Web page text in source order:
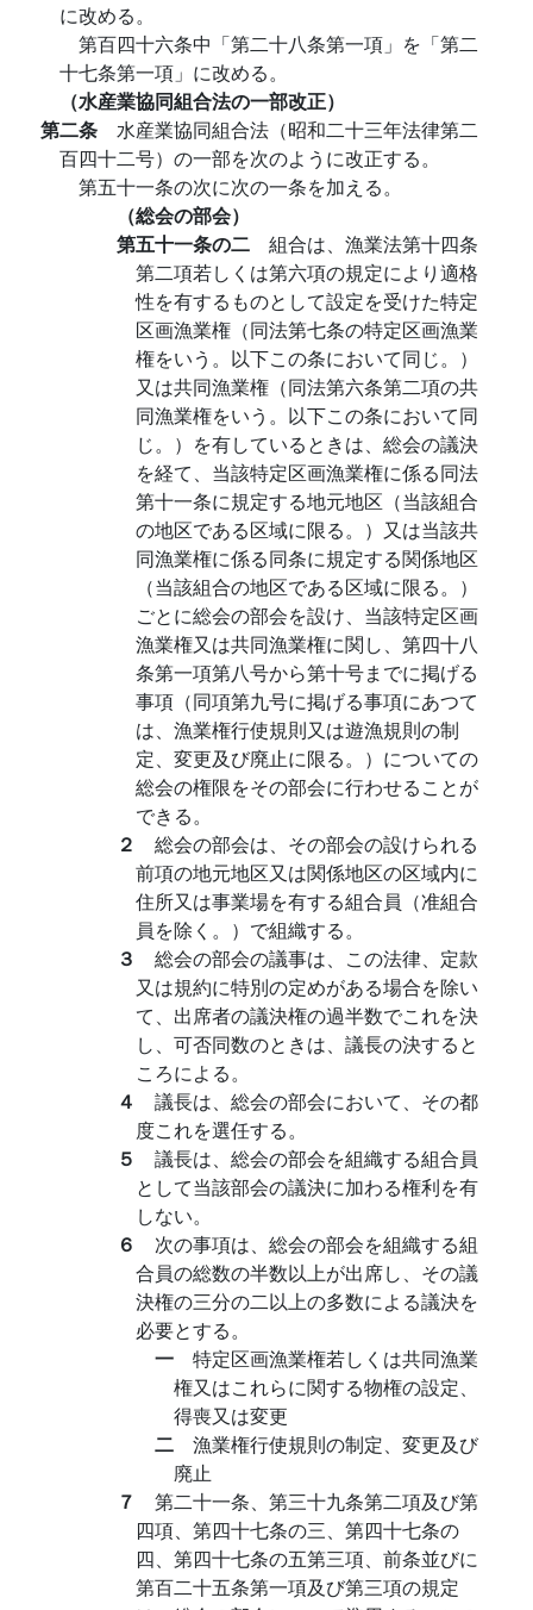
に改める。
第百四十六条中「第二十八条第一項」を「第二
十七条第一項」に改める。
（水産業協同組合法の一部改正）
第二条 水産業協同組合法（昭和二十三年法律第二
百四十二号）の一部を次のように改正する。
第五十一条の次に次の一条を加える。
（総会の部会）
第五十一条の二 組合は、漁業法第十四条
第二項若しくは第六項の規定により適格
性を有するものとして設定を受けた特定
区画漁業権（同法第七条の特定区画漁業
権をいう。以下この条において同じ。）
又は共同漁業権（同法第六条第二項の共
同漁業権をいう。以下この条において同
じ。）を有しているときは、総会の議決
を経て、当該特定区画漁業権に係る同法
第十一条に規定する地元地区（当該組合
の地区である区域に限る。）又は当該共
同漁業権に係る同条に規定する関係地区
（当該組合の地区である区域に限る。）
ごとに総会の部会を設け、当該特定区画
漁業権又は共同漁業権に関し、第四十八
条第一項第八号から第十号までに掲げる
事項（同項第九号に掲げる事項にあつて
は、漁業権行使規則又は遊漁規則の制
定、変更及び廃止に限る。）についての
総会の権限をその部会に行わせることが
できる。
２ 総会の部会は、その部会の設けられる
前項の地元地区又は関係地区の区域内に
住所又は事業場を有する組合員（准組合
員を除く。）で組織する。
３ 総会の部会の議事は、この法律、定款
又は規約に特別の定めがある場合を除い
て、出席者の議決権の過半数でこれを決
し、可否同数のときは、議長の決すると
ころによる。
４ 議長は、総会の部会において、その都
度これを選任する。
５ 議長は、総会の部会を組織する組合員
として当該部会の議決に加わる権利を有
しない。
６ 次の事項は、総会の部会を組織する組
合員の総数の半数以上が出席し、その議
決権の三分の二以上の多数による議決を
必要とする。
一 特定区画漁業権若しくは共同漁業
権又はこれらに関する物権の設定、
得喪又は変更
二 漁業権行使規則の制定、変更及び
廃止
７ 第二十一条、第三十九条第二項及び第
四項、第四十七条の三、第四十七条の
四、第四十七条の五第三項、前条並びに
第百二十五条第一項及び第三項の規定